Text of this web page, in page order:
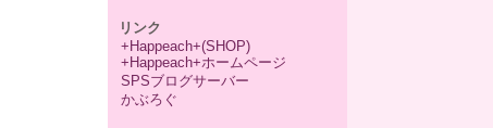
リンク
+Happeach+(SHOP)
+Happeach+ホームページ
SPSブログサーバー
かぶろぐ